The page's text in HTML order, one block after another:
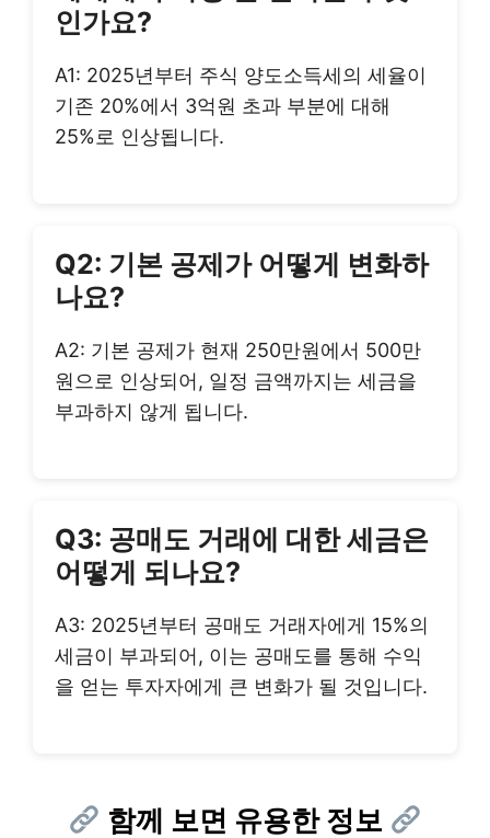
인가요?
A1: 2025년부터 주식 양도소득세의 세율이
기존 20%에서 3억원 초과 부분에 대해
25%로 인상됩니다.
Q2: 기본 공제가 어떻게 변화하
나요?
A2: 기본 공제가 현재 250만원에서 500만
원으로 인상되어, 일정 금액까지는 세금을
부과하지 않게 됩니다.
Q3: 공매도 거래에 대한 세금은
어떻게 되나요?
A3: 2025년부터 공매도 거래자에게 15%의
세금이 부과되어, 이는 공매도를 통해 수익
을 얻는 투자자에게 큰 변화가 될 것입니다.
함께 보면 유용한 정보